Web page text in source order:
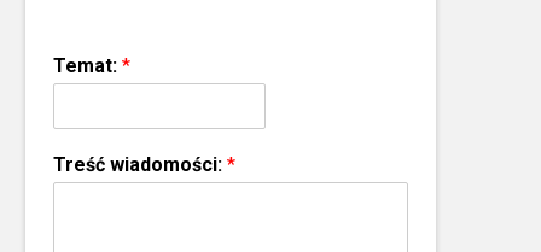
Temat: *
Treść wiadomości: *